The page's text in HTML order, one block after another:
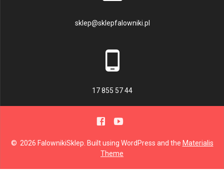
sklep@sklepfalowniki.pl
17 855 57 44
© 2026 FalownikiSklep. Built using WordPress and the Materialis
Theme